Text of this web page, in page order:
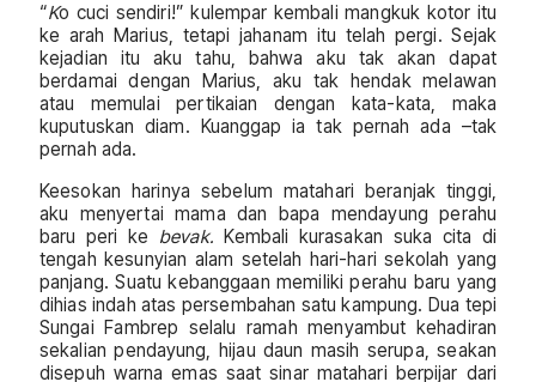
“Ko cuci sendiri!” kulempar kembali mangkuk kotor itu
ke arah Marius, tetapi jahanam itu telah pergi. Sejak
kejadian itu aku tahu, bahwa aku tak akan dapat
berdamai dengan Marius, aku tak hendak melawan
atau memulai pertikaian dengan kata-kata, maka
kuputuskan diam. Kuanggap ia tak pernah ada –tak
pernah ada.
Keesokan harinya sebelum matahari beranjak tinggi,
aku menyertai mama dan bapa mendayung perahu
baru peri ke bevak.Kembali kurasakan suka cita di
tengah kesunyian alam setelah hari-hari sekolah yang
panjang. Suatu kebanggaan memiliki perahu baru yang
dihias indah atas persembahan satu kampung. Dua tepi
Sungai Fambrep selalu ramah menyambut kehadiran
sekalian pendayung, hijau daun masih serupa, seakan
disepuh warna emas saat sinar matahari berpijar dari